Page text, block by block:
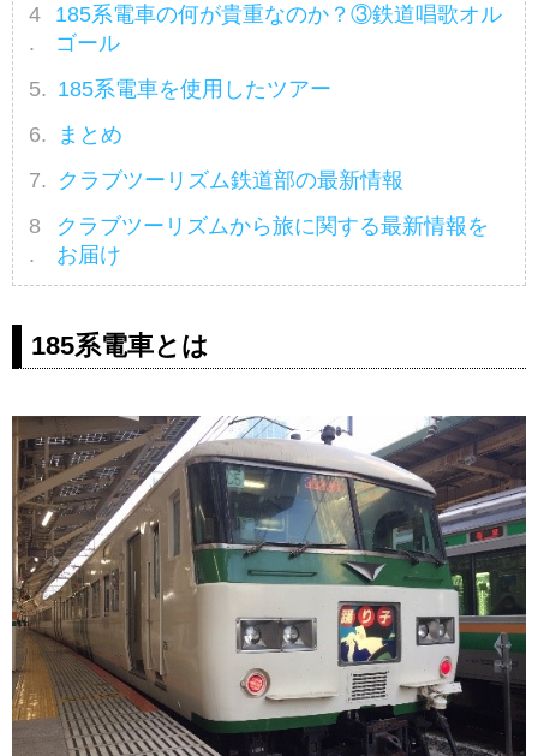
185系電車の何が貴重なのか？③鉄道唱歌オル
ゴール
185系電車を使用したツアー
まとめ
クラブツーリズム鉄道部の最新情報
クラブツーリズムから旅に関する最新情報を
お届け
185系電車とは